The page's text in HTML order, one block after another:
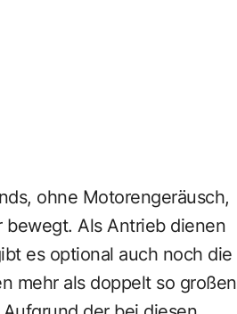
ohne Motorengeräusch,
bewegt. Als Antrieb dienen
es optional auch noch die
mehr als doppelt so großen